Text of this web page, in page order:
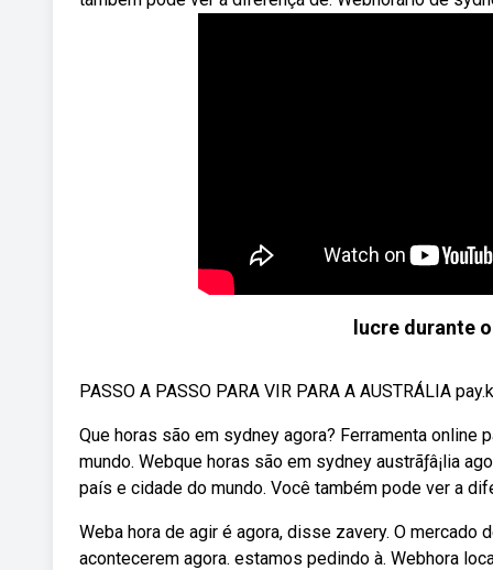
lucre durante
PASSO A PASSO PARA VIR PARA A AUSTRÁLIA
Que horas são em sydney agora? Ferramenta
mundo. Webque horas são em sydney austrãƒâ¡lia
país e cidade do mundo. Você também pode ver a
Weba hora de agir é agora, disse zavery. O
acontecerem agora. estamos pedindo à. Webhora